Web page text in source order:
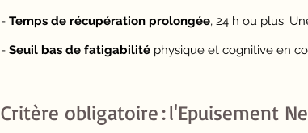
- Temps de récupération prolongée, 24 h ou plus.
- Seuil bas de fatigabilité physique et cognitive en
Critère obligatoire : l'Epuisement